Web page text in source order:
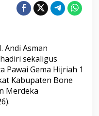
Andi Asman
sekaligus
Pawai Gema Hijriah 1
Kabupaten Bone
Merdeka